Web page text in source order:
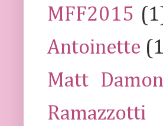
MFF2015
Antoinette
Matt Damon
Ramazzotti